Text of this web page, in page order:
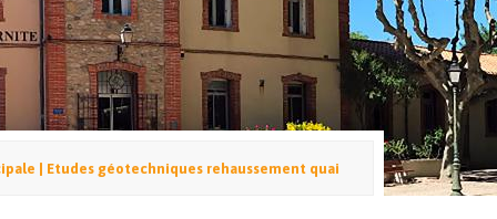
| Etudes géotechniques rehaussement quai